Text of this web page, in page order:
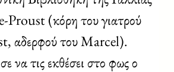
(κόρη του γιατρού
αδερφού του Marcel).
να τις εκθέσει στο φως ο